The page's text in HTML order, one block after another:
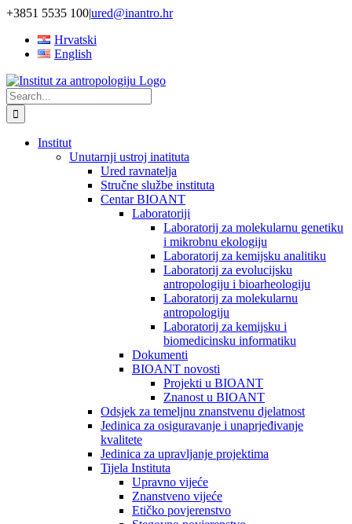
Skip
content
+3851 5535 100|ured@inantro.hr
Hrvatski
English
Search
for:
Institut
Unutarnji ustroj inatituta
Ured ravnatelja
Stručne službe instituta
Centar BIOANT
Laboratoriji
Laboratorij za molekularnu genetiku
i mikrobnu ekologiju
Laboratorij za kemijsku analitiku
Laboratorij za evolucijsku
antropologiju i bioarheologiju
Laboratorij za molekularnu
antropologiju
Laboratorij za kemijsku i
biomedicinsku informatiku
Dokumenti
BIOANT novosti
Projekti u BIOANT
Znanost u BIOANT
Odsjek za temeljnu znanstvenu djelatnost
Jedinica za osiguravanje i unaprjeđivanje
kvalitete
Jedinica za upravljanje projektima
Tijela Instituta
Upravno vijeće
Znanstveno vijeće
Etičko povjerenstvo